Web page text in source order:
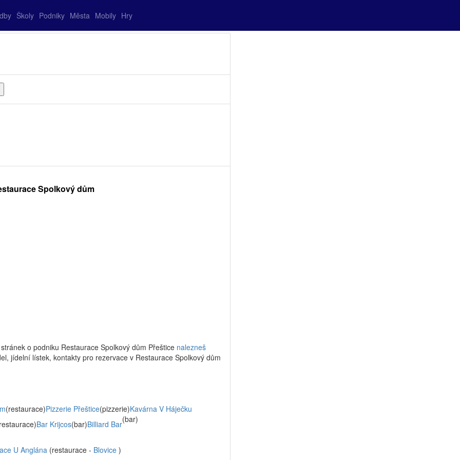
Školy Podniky Města Mobily Hry
Spolkový dům
o podniku Restaurace Spolkový dům Přeštice nalezneš
jídelní lístek, kontakty pro rezervace v Restaurace Spolkový dům
(restaurace)Pizzerie Přeštice(pizzerie)Kavárna V Háječku
Bar Krijcos(bar)Billiard Bar(bar)
U Anglána (restaurace - Blovice )